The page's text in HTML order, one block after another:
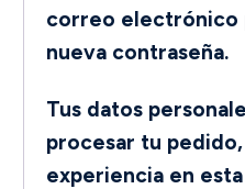
correo electrónico
nueva contraseña.
Tus datos
procesar tu
experiencia en